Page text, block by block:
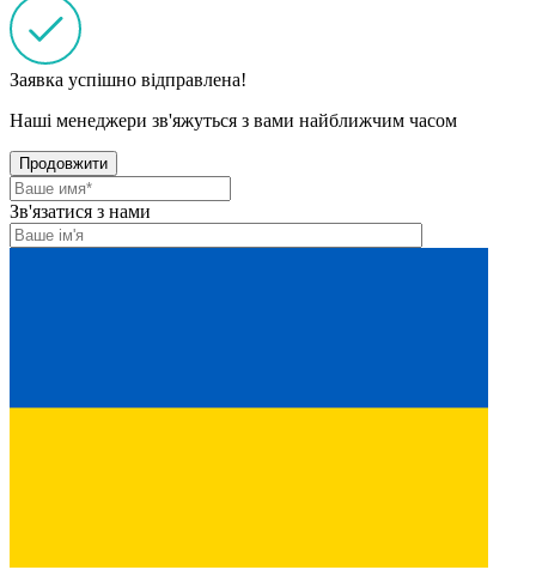
Заявка успішно відправлена!
Наші менеджери зв'яжуться з вами найближчим часом
Продовжити
Зв'язатися з нами